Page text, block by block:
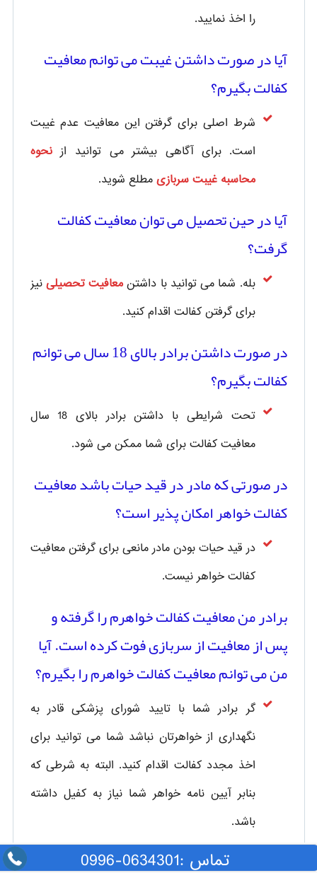
را اخذ نمایید.
آیا در صورت داشتن غیبت می توانم معافیت
کفالت بگیرم؟
شرط اصلی برای گرفتن این معافیت عدم غیبت
است. برای آگاهی بیشتر می توانید ازنحوه
محاسبه غیبت سربازی مطلع شوید.
آیا در حین تحصیل می توان معافیت کفالت
گرفت؟
بله. شما می توانید با داشتن معافیت تحصیلی نیز
برای گرفتن کفالت اقدام کنید.
در صورت داشتن برادر بالای 18 سال می توانم
کفالت بگیرم؟
تحت شرایطی با داشتن برادر بالای 18 سال
معافیت کفالت برای شما ممکن می شود.
در صورتی که مادر در قید حیات باشد معافیت
کفالت خواهر امکان پذیر است؟
در قید حیات بودن مادر مانعی برای گرفتن معافیت
کفالت خواهر نیست.
برادر من معافیت کفالت خواهرم را گرفته و
پس از معافیت از سربازی فوت کرده است. آیا
من می توانم معافیت کفالت خواهرم را بگیرم؟
گر برادر شما با تایید شورای پزشکی قادر به
نگهداری از خواهرتان نباشد شما می توانید برای
اخذ مجدد کفالت اقدام کنید. البته به شرطی که
بنابر آیین نامه خواهر شما نیاز به کفیل داشته
باشد.
تماس :0634301-0996